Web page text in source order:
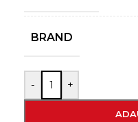
BRAND
- +